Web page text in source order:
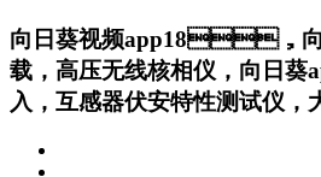
向日葵视频app18，向
载，高压无线核相仪，向日
入，互感器伏安特性测试仪